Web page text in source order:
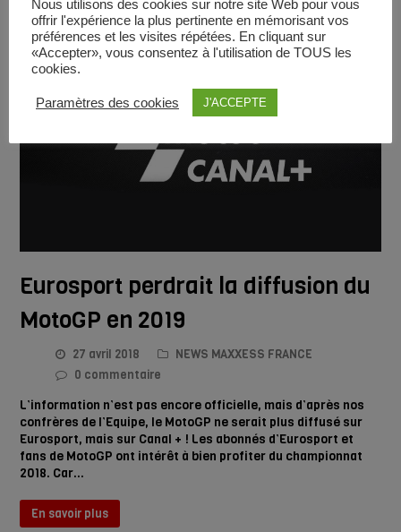
Eurosport perdrait la diffusion du
MotoGP en 2019
27 avril 2018
NEWS MAXXESS FRANCE
0 commentaire
L’information n’est pas encore officielle, mais d’après nos
confrères de l’Equipe, le MotoGP ne serait plus diffusé sur
Eurosport, mais sur Canal + ! Les abonnés d’Eurosport et
fans de MotoGP ont intérêt à bien profiter du championnat
2018. Car…
En savoir plus
Nous utilisons des cookies sur notre site Web pour vous
offrir l'expérience la plus pertinente en mémorisant vos
préférences et les visites répétées. En cliquant sur
«Accepter», vous consentez à l'utilisation de TOUS les
cookies.
Paramètres des cookies J'ACCEPTE